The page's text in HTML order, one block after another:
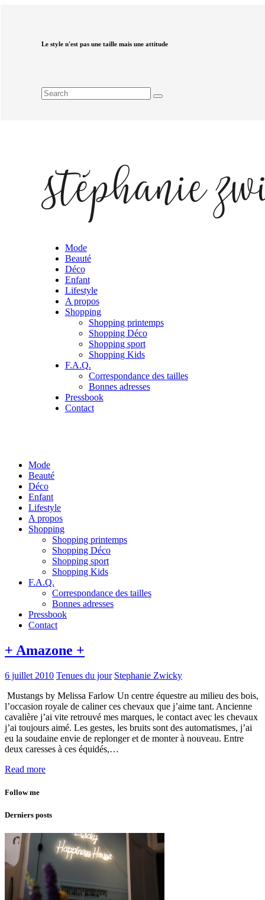
Le style n'est pas une taille mais une attitude
Mode
Beauté
Déco
Enfant
Lifestyle
A propos
Shopping
Shopping printemps
Shopping Déco
Shopping sport
Shopping Kids
F.A.Q.
Correspondance des tailles
Bonnes adresses
Pressbook
Contact
Mode
Beauté
Déco
Enfant
Lifestyle
A propos
Shopping
Shopping printemps
Shopping Déco
Shopping sport
Shopping Kids
F.A.Q.
Correspondance des tailles
Bonnes adresses
Pressbook
Contact
+ Amazone +
6 juillet 2010 Tenues du jour Stephanie Zwicky
Mustangs by Melissa Farlow Un centre équestre au milieu des bois,
l’occasion royale de caliner ces chevaux que j’aime tant. Ancienne
cavalière j’ai vite retrouvé mes marques, le contact avec les chevaux
j’ai toujours aimé. Les gestes, les bruits sont des automatismes, j’ai
eu la soudaine envie de replonger et de monter à nouveau. Entre
deux caresses à ces équidés,…
Read more
Follow me
Derniers posts